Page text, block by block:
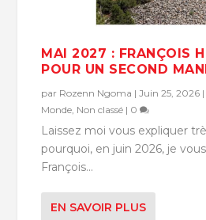
MAI 2027 : FRANÇOIS
POUR UN SECOND
par Rozenn Ngoma |Juin 25, 2026 |
Monde Non classé | 0
Laissez moi vous expliquer
pourquoi, en juin 2026, je
François...
EN SAVOIR PLUS